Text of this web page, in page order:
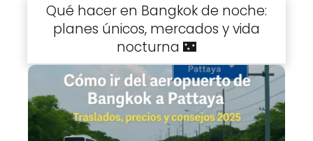
Qué hacer en Bangkok de noche:
planes únicos, mercados y vida
nocturna 🌃